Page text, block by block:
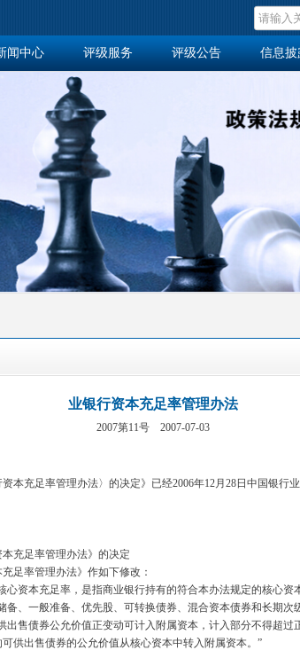
闻中心 评级服务 评级公告 信息披
业银行资本充足率管理办法
2007第11号2007-07-03
本充足率管理办法〉的决定》已经2006年12月 28日中国银行
充足率管理办法》的决定
足率管理办法》作如下修改：
心资本充足率，是指商业银行持有的符合本办法规定的核心资
备、一般准备、优先股、可转换债券、混合资本债券和长期次
出售债券公允价值正变动可计入附属资本，计入部分不得超过
供出售债券的公允价值从核心资本中转入附属资本。 ”